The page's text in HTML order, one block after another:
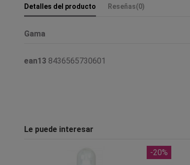
Detalles del producto Reseñas(0)
Gama
ean13 8436565730601
Le puede interesar
-20%